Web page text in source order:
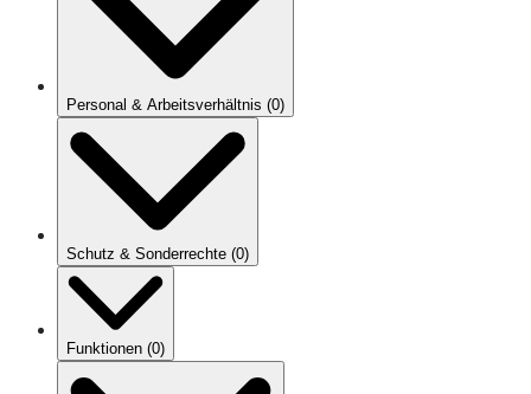
Personal & Arbeitsverhältnis (0)
Schutz & Sonderrechte (0)
Funktionen (0)